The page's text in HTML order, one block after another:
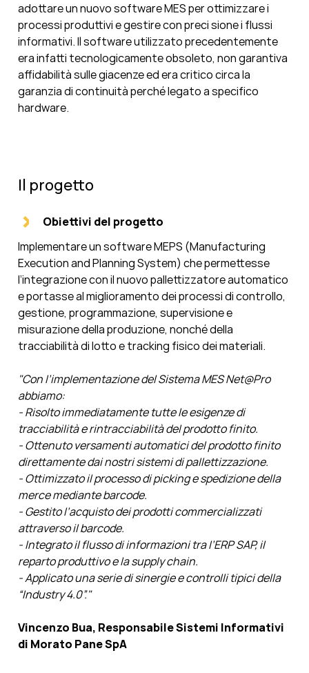
adottare un nuovo software MES per ottimizzare i
processi produttivi e gestire con preci sione i flussi
informativi. Il software utilizzato precedentemente
era infatti tecnologicamente obsoleto, non garantiva
affidabilità sulle giacenze ed era critico circa la
garanzia di continuità perché legato a specifico
hardware.
Il progetto
Obiettivi del progetto
Implementare un software MEPS (Manufacturing
Execution and Planning System) che permettesse
l’integrazione con il nuovo pallettizzatore automatico
e portasse al miglioramento dei processi di controllo,
gestione, programmazione, supervisione e
misurazione della produzione, nonché della
tracciabilità di lotto e tracking fisico dei materiali.
"Con l’implementazione del Sistema MES Net@Pro
abbiamo:
- Risolto immediatamente tutte le esigenze di
tracciabilità e rintracciabilità del prodotto finito.
- Ottenuto versamenti automatici del prodotto finito
direttamente dai nostri sistemi di pallettizzazione.
- Ottimizzato il processo di picking e spedizione della
merce mediante barcode.
- Gestito l’acquisto dei prodotti commercializzati
attraverso il barcode.
- Integrato il flusso di informazioni tra l’ERP SAP, il
reparto produttivo e la supply chain.
- Applicato una serie di sinergie e controlli tipici della
“Industry 4.0”."
Vincenzo Bua, Responsabile Sistemi Informativi
di Morato Pane SpA